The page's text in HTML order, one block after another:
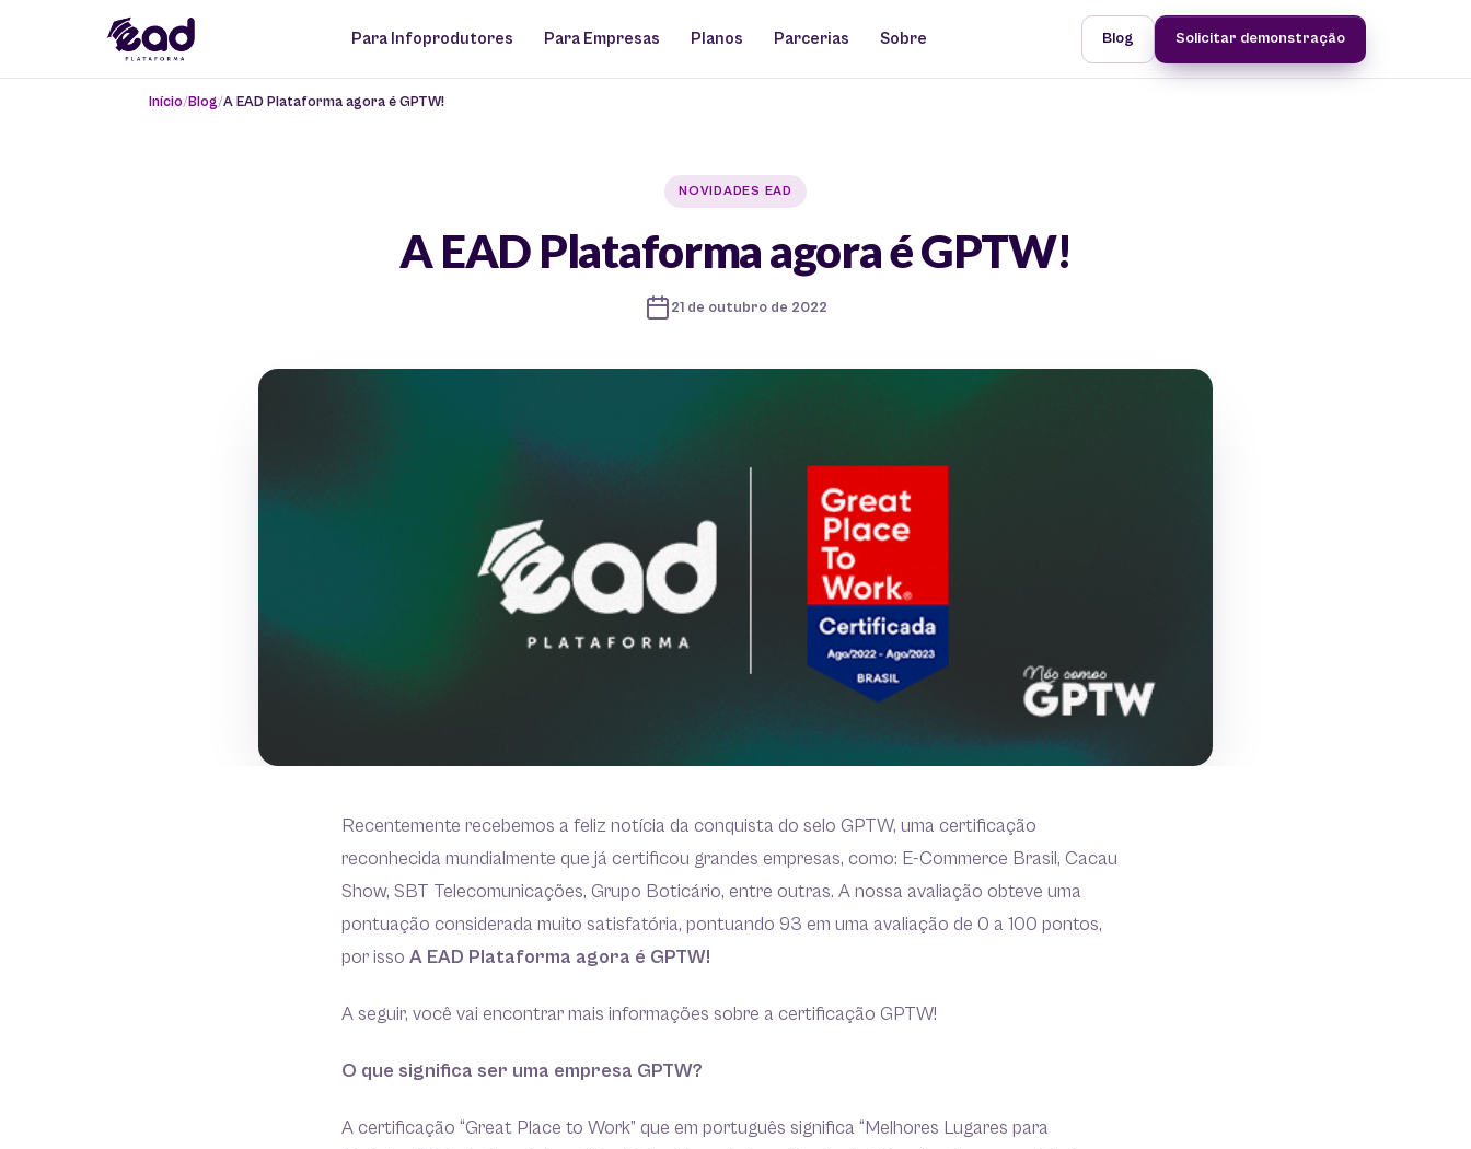
Para Infoprodutores Para Empresas Planos Parcerias Sobre Blog Solicitar demonstração
Início Blog A EAD Plataforma agora é GPTW!
NOVIDADES EAD
A EAD Plataforma agora é GPTW!
21 de outubro de 2022
Recentemente recebemos a feliz notícia da conquista do selo GPTW, uma certificação
reconhecida mundialmente que já certificou grandes empresas, como: E-Commerce Brasil, Cacau
Show, SBT Telecomunicações, Grupo Boticário, entre outras. A nossa avaliação obteve uma
pontuação considerada muito satisfatória, pontuando 93 em uma avaliação de 0 a 100 pontos,
por isso A EAD Plataforma agora é GPTW!
A seguir, você vai encontrar mais informações sobre a certificação GPTW!
O que significa ser uma empresa GPTW?
A certificação “Great Place to Work” que em português significa “Melhores Lugares para